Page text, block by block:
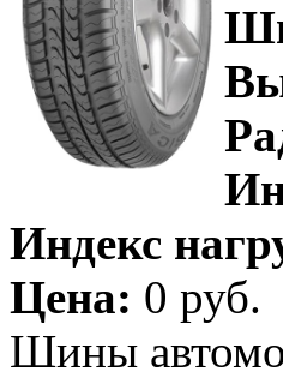
Индекс
Цена: 0 руб.
Шины